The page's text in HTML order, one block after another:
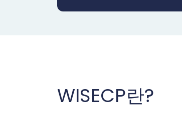
WISECP란?